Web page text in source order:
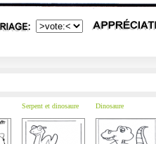
Serpent et dinosaure Dinosaure